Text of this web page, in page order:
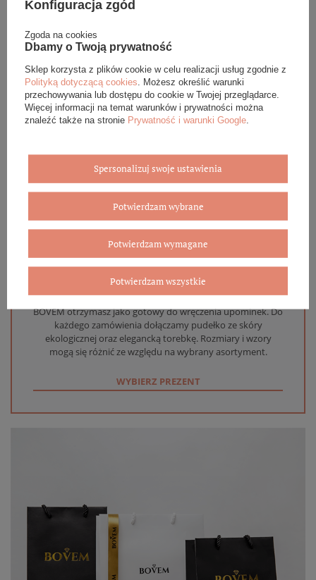
DANE SZCZEGÓŁOWE
OPINIE (0)
Eleganckie opakowanie gratis
Biżuterię i zegarki zakupione w sklepie internetowym
BOVEM otrzymasz jako gotowy do wręczenia upominek. Do
każdego zamówienia dołączamy pudełko ze skóry
ekologicznej oraz elegancką torebkę. Rozmiary i wzory
mogą się różnić ze względu na wybrany asortyment.
WYBIERZ PREZENT
Konfiguracja zgód
Zgoda na cookies
Dbamy o Twoją prywatność
Sklep korzysta z plików cookie w celu realizacji usług zgodnie z
Polityką dotyczącą cookies . Możesz określić warunki
przechowywania lub dostępu do cookie w Twojej przeglądarce.
Więcej informacji na temat warunków i prywatności można
znaleźć także na stronie Prywatność i warunki Google
Spersonalizuj swoje ustawienia
Potwierdzam wybrane
Potwierdzam wymagane
Potwierdzam wszystkie